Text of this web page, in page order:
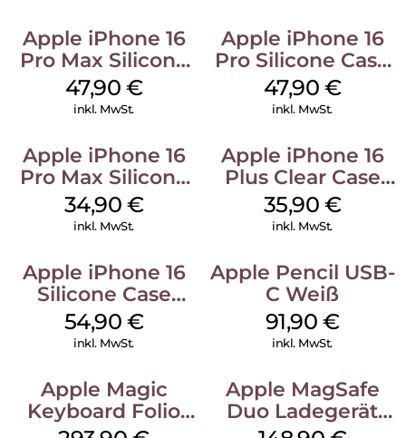
Apple iPhone 16
Pro Max Silicone
Case MagSafe
Black
47,90 €
inkl. MwSt.
Apple iPhone 16
Pro Silicone Case
MagSafe Denim
47,90 €
inkl. MwSt.
Apple iPhone 16
Pro Max Silicone
Case MagSafe
Denim
34,90 €
inkl. MwSt.
Apple iPhone 16
Plus Clear Case
MagSafe
Transparent
35,90 €
inkl. MwSt.
Apple iPhone 16
Silicone Case
MagSafe Lake
Green
54,90 €
inkl. MwSt.
Apple Pencil USB-
C Weiß
91,90 €
inkl. MwSt.
Apple Magic
Keyboard Folio
iPad 10.9″ (10.Gen.)
Apple MagSafe
Duo Ladegerät
Weiß